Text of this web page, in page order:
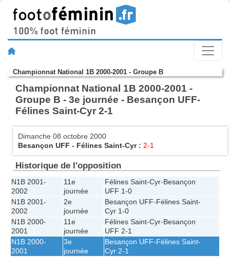
Championnat National 1B 2000-2001 - Groupe B
Championnat National 1B 2000-2001 -
Groupe B - 3e journée - Besançon UFF-
Félines Saint-Cyr 2-1
Dimanche 08 octobre 2000
Besançon UFF - Félines Saint-Cyr: 2-1
Historique de l'opposition
N1B 2001-
2002
11e
journée
Félines Saint-Cyr-Besançon
UFF 1-0
N1B 2001-
2002
2e
journée
Besançon UFF-Félines Saint-
Cyr 1-0
N1B 2000-
2001
11e
journée
Félines Saint-Cyr-Besançon
UFF 2-1
N1B 2000-
2001
3e
journée
Besançon UFF-Félines Saint-
Cyr 2-1